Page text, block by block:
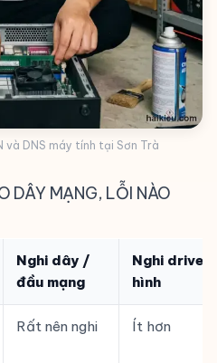
và DNS máy tính tại Sơn Trà
DÂY MẠNG, LỖI NÀO
Nghi dây /
đầu mạng
Nghi driver
hình
Rất nên nghi Ít hơn